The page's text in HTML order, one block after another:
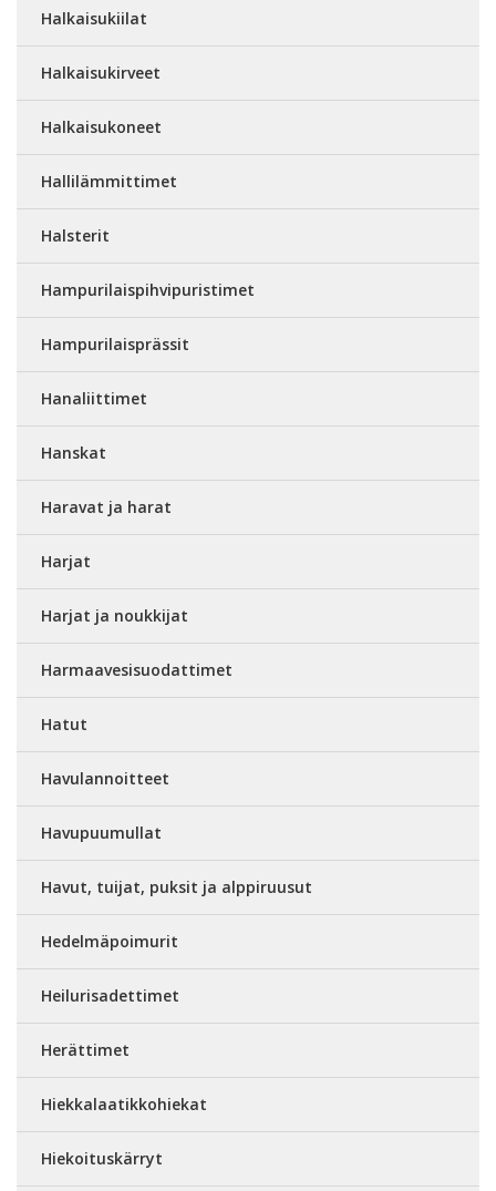
Halkaisukiilat
Halkaisukirveet
Halkaisukoneet
Hallilämmittimet
Halsterit
Hampurilaispihvipuristimet
Hampurilaisprässit
Hanaliittimet
Hanskat
Haravat ja harat
Harjat
Harjat ja noukkijat
Harmaavesisuodattimet
Hatut
Havulannoitteet
Havupuumullat
Havut, tuijat, puksit ja alppiruusut
Hedelmäpoimurit
Heilurisadettimet
Herättimet
Hiekkalaatikkohiekat
Hiekoituskärryt